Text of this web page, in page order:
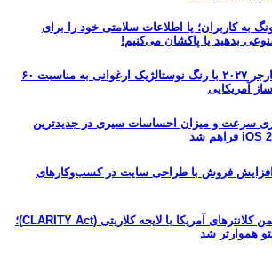
به کاربران؛ یا اطلاعات سلامتی خود را برای
بدهید یا پاکشان می‌کنیم!
رونمایی از دوج چارجر ۲۰۲۷ با رنگ نوستالژیک ارغوانی به مناسبت ۶۰
آمریکایی
سرعت و میزان احساسات سیری در جدیدترین
فروش با طراحی سایت در کسب‌وکارهای
پایان مخالفت انجمن کلانترهای آمریکا با لایحه کلاریتی (CLARITY Act)؛
هموارتر شد